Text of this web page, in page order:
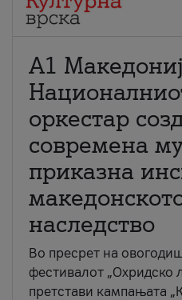
А1
оркестар
современа
приказна
наследство
Во пресрет на
фестивалот „Охридско
претстави кампањата